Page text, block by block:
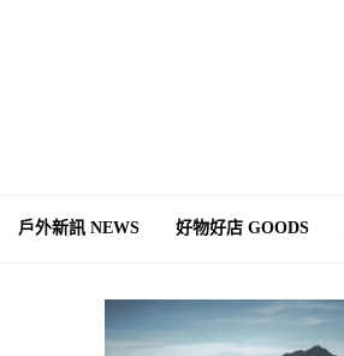
戶外新訊 NEWS 好物好店 GOODS